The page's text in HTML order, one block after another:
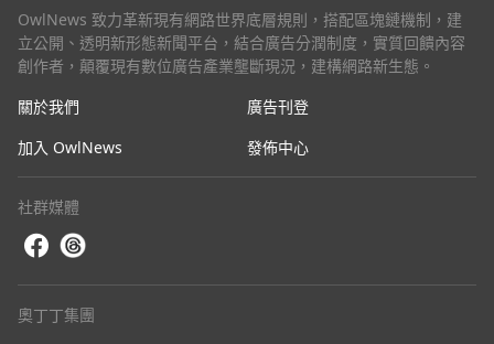
OwlNews 致力革新現有網路世界底層規則，搭配區塊鏈機制，建
立公開、透明新形態新聞平台，結合廣告分潤制度，實質回饋內容
創作者，顛覆現有數位廣告產業壟斷現況，建構網路新生態。
關於我們
廣告刊登
加入 OwlNews
發佈中心
社群媒體
奧丁丁集團